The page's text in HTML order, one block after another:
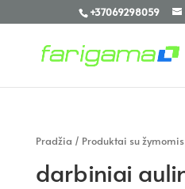
+37069298059
Pradžia / Produktai su
darbiniai